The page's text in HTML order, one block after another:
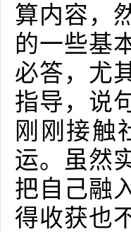
算内容，
的一些基
必答，尤
指导，说
刚刚接触
运。虽然
把自己融
得收获也